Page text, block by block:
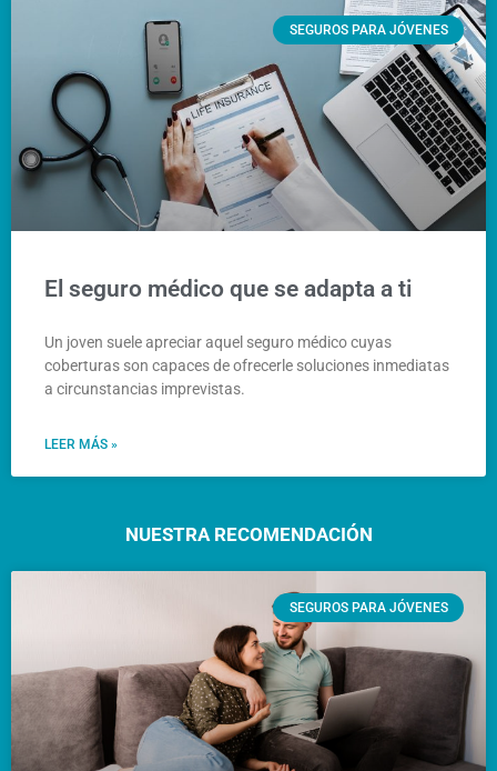
SEGUROS PARA JÓVENES
El seguro médico que se adapta a ti
Un joven suele apreciar aquel seguro médico cuyas
coberturas son capaces de ofrecerle soluciones inmediatas
a circunstancias imprevistas.
LEER MÁS »
NUESTRA RECOMENDACIÓN
SEGUROS PARA JÓVENES